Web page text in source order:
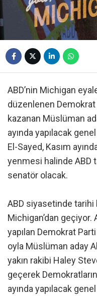
ABD’nin Michigan
düzenlenen
kazanan Müslüman
ayında yapılacak
El-Sayed, Kasım
yenmesi halinde ABD
senatör olacak.
ABD siyasetinde tarihi
Michigan’dan geçiyor.
yapılan Demokrat
oyla Müslüman aday
yakın rakibi Haley
geçerek
ayında yapılacak